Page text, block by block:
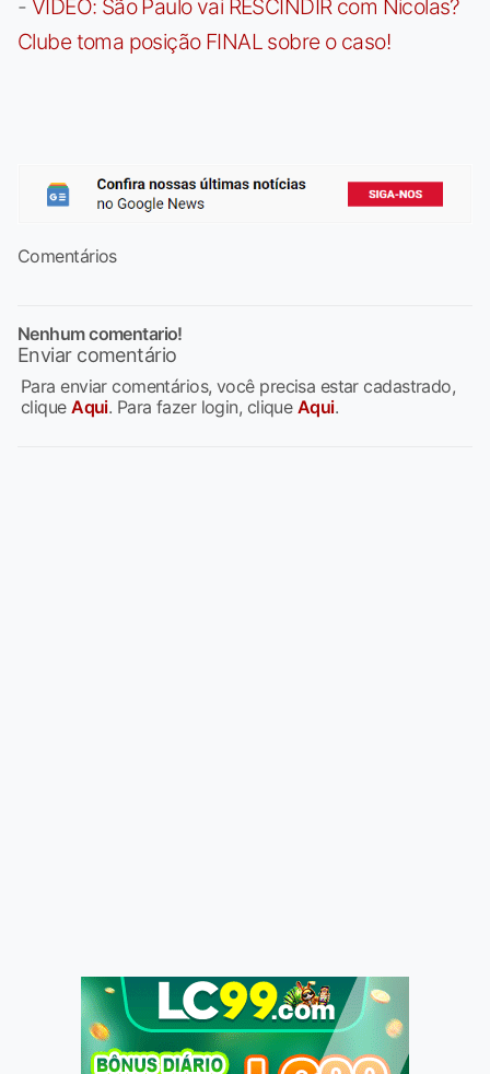
- VÍDEO: São Paulo vai RESCINDIR com Nicolas?
Clube toma posição FINAL sobre o caso!
Comentários
Nenhum comentario!
Enviar comentário
Para enviar comentários, você precisa estar cadastrado,
cliqueAqui. Para fazer login, clique Aqui.